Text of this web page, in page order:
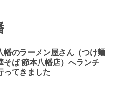
幡のラーメン屋さん（つけ麺
そば 節本八幡店）へランチ
ってきました